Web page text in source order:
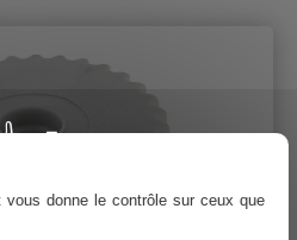
donne le contrôle sur ceux que